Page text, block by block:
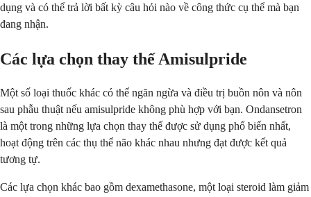
dụng và có thể trả lời bất kỳ câu hỏi nào về công thức cụ thể mà bạn
đang nhận.
Các lựa chọn thay thế Amisulpride
Một số loại thuốc khác có thể ngăn ngừa và điều trị buồn nôn và nôn
sau phẫu thuật nếu amisulpride không phù hợp với bạn. Ondansetron
là một trong những lựa chọn thay thế được sử dụng phổ biến nhất,
hoạt động trên các thụ thể não khác nhau nhưng đạt được kết quả
tương tự.
Các lựa chọn khác bao gồm dexamethasone, một loại steroid làm giảm